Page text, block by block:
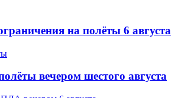
на полёты 6 августа
вечером шестого августа